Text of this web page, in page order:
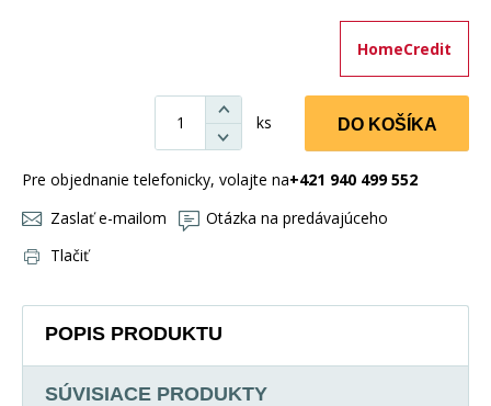
HomeCredit
ks DO KOŠÍKA
Pre objednanie telefonicky, volajte na+421 940 499 552
Zaslať e-mailom
Otázka na predávajúceho
Tlačiť
POPIS PRODUKTU
SÚVISIACE PRODUKTY